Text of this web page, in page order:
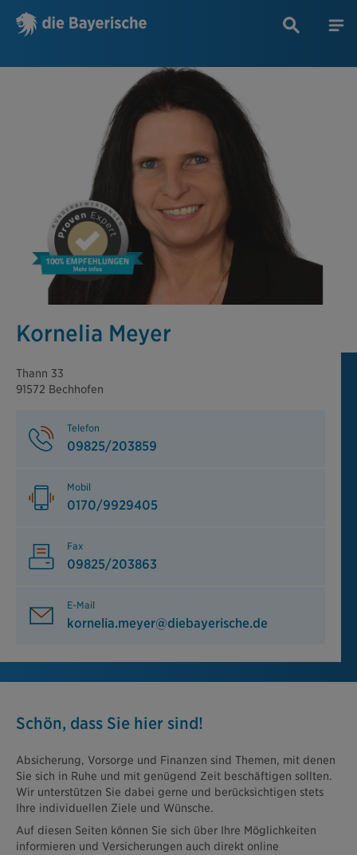
Kornelia Meyer
Thann 33
91572 Bechhofen
Telefon
09825/203859
Mobil
0170/9929405
Fax
09825/203863
E-Mail
kornelia.meyer@diebayerische.de
Schön, dass Sie hier sind!
Absicherung, Vorsorge und Finanzen sind Themen, mit denen
Sie sich in Ruhe und mit genügend Zeit beschäftigen sollten.
Wir unterstützen Sie dabei gerne und berücksichtigen stets
Ihre individuellen Ziele und Wünsche.
Auf diesen Seiten können Sie sich über Ihre Möglichkeiten
informieren und Versicherungen auch direkt online